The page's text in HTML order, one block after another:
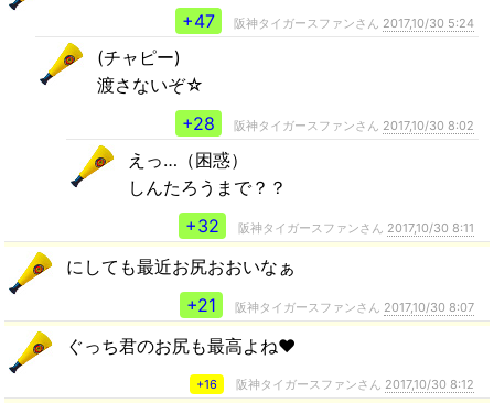
+47
阪神タイガースファンさん 2017,10/30 5:24
(チャピー)
渡さないぞ☆
+28
阪神タイガースファンさん 2017,10/30 8:02
えっ…（困惑）
しんたろうまで？？
+32
阪神タイガースファンさん 2017,10/30 8:11
にしても最近お尻おおいなぁ
+21
阪神タイガースファンさん 2017,10/30 8:07
ぐっち君のお尻も最高よね❤
+16 阪神タイガースファンさん 2017,10/30 8:12